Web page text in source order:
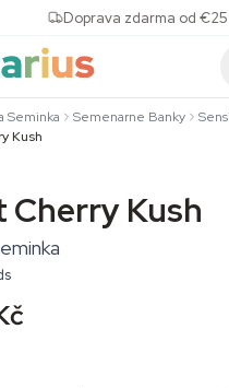
Doprava zdarma od €25
Seminka Semenarne Banky
Kush
Cherry Kush